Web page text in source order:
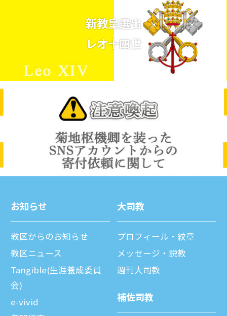
新教皇選出
レオ十四世
お知らせ
教区からのお知らせ
教区ニュース
Tangible(生涯養成委員
会)
e-vivid
⼤司教
プロフィール・紋章
メッセージ・説教
週刊⼤司教
補佐司教